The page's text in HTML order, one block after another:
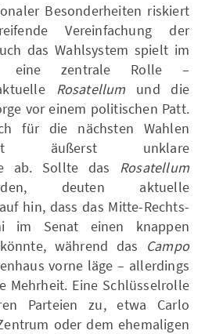
Besonderheiten riskiert
Vereinfachung der
das Wahlsystem spielt im
eine zentrale Rolle –
Rosatellum und die
vor einem politischen Patt.
für die nächsten Wahlen
äußerst unklare
ab. Sollte das Rosatellum
deuten aktuelle
hin, dass das Mitte-Rechts-
im Senat einen knappen
während das Campo
vorne läge – allerdings
Mehrheit. Eine Schlüsselrolle
Parteien zu, etwa Carlo
oder dem ehemaligen